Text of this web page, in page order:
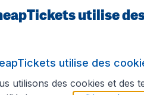
fonctionnalité ? Vous
maintenant
utilise
utilise des
utilisons des cookies et des